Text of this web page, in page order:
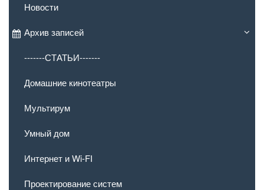
Новости
Архив записей
-------СТАТЬИ-------
Домашние кинотеатры
Мультирум
Умный дом
Интернет и Wi-FI
Проектирование систем